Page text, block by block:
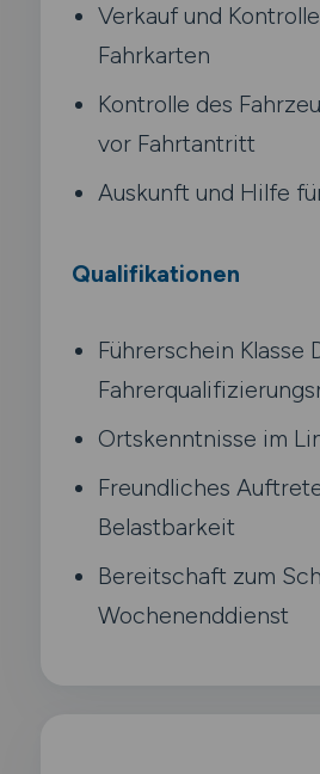
Verkauf und
Fahrkarten
Kontrolle des
vor Fahrtantritt
Auskunft und Hilfe
Qualifikationen
Führerschein Klasse
Ortskenntnisse im
Freundliches
Belastbarkeit
Bereitschaft zum
Wochenenddienst